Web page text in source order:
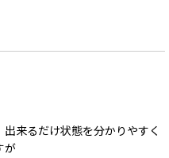
来るだけ状態を分かりやすく
が